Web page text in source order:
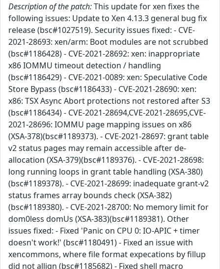
Description of the patch:This update for xen fixes the
following issues: Update to Xen 4.13.3 general bug fix
release (bsc#1027519). Security issues fixed: - CVE-
2021-28693: xen/arm: Boot modules are not scrubbed
(bsc#1186428) - CVE-2021-28692: xen: inappropriate
x86 IOMMU timeout detection / handling
(bsc#1186429) - CVE-2021-0089: xen: Speculative Code
Store Bypass (bsc#1186433) - CVE-2021-28690: xen:
x86: TSX Async Abort protections not restored after S3
(bsc#1186434) - CVE-2021-28694,CVE-2021-28695,CVE-
2021-28696: IOMMU page mapping issues on x86
(XSA-378)(bsc#1189373). - CVE-2021-28697: grant table
v2 status pages may remain accessible after de-
allocation (XSA-379)(bsc#1189376). - CVE-2021-28698:
long running loops in grant table handling (XSA-380)
(bsc#1189378). - CVE-2021-28699: inadequate grant-v2
status frames array bounds check (XSA-382)
(bsc#1189380). - CVE-2021-28700: No memory limit for
dom0less domUs (XSA-383)(bsc#1189381). Other
issues fixed: - Fixed 'Panic on CPU 0: IO-APIC + timer
doesn't work!' (bsc#1180491) - Fixed an issue with
xencommons, where file format expecations by fillup
did not allign (bsc#1185682) - Fixed shell macro